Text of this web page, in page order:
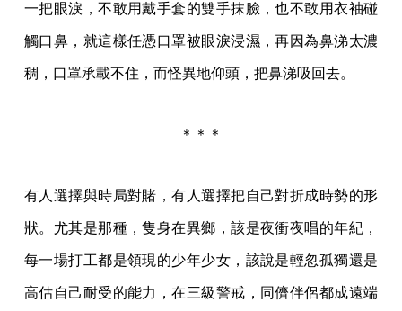
一把眼淚，不敢用戴手套的雙手抹臉，也不敢用衣袖碰
觸口鼻，就這樣任憑口罩被眼淚浸濕，再因為鼻涕太濃
稠，口罩承載不住，而怪異地仰頭，把鼻涕吸回去。
＊＊＊
有人選擇與時局對賭，有人選擇把自己對折成時勢的形
狀。尤其是那種，隻身在異鄉，該是夜衝夜唱的年紀，
每一場打工都是領現的少年少女，該說是輕忽孤獨還是
高估自己耐受的能力，在三級警戒，同儕伴侶都成遠端